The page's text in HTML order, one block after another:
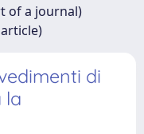
of a journal)
di
la